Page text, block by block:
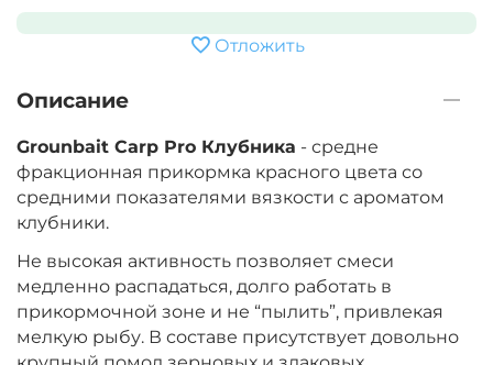
Отложить
Описание
Grounbait Carp Pro Клубника - средне
фракционная прикормка красного цвета со
средними показателями вязкости с ароматом
клубники.
Не высокая активность позволяет смеси
медленно распадаться, долго работать в
прикормочной зоне и не “пылить”, привлекая
мелкую рыбу. В составе присутствует довольно